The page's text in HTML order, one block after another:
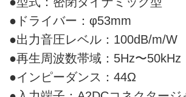
●ドライバー：φ53mm
●出力音圧レベル：100dB/m/W
●再生周波数帯域：5Hz〜50kHz
●インピーダンス：44Ω